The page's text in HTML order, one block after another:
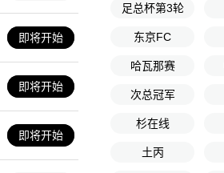
即将开始
即将开始
即将开始
足总杯第3轮
东京FC
哈瓦那赛
次总冠军
杉在线
土丙